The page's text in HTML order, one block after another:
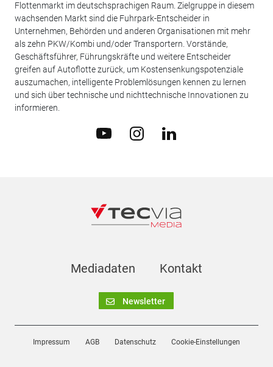
Flottenmarkt im deutschsprachigen Raum. Zielgruppe in diesem
wachsenden Markt sind die Fuhrpark-Entscheider in
Unternehmen, Behörden und anderen Organisationen mit mehr
als zehn PKW/Kombi und/oder Transportern. Vorstände,
Geschäftsführer, Führungskräfte und weitere Entscheider
greifen auf Autoflotte zurück, um Kostensenkungspotenziale
auszumachen, intelligente Problemlösungen kennen zu lernen
und sich über technische und nichttechnische Innovationen zu
informieren.
Mediadaten Kontakt
Newsletter
Impressum AGB Datenschutz Cookie-Einstellungen